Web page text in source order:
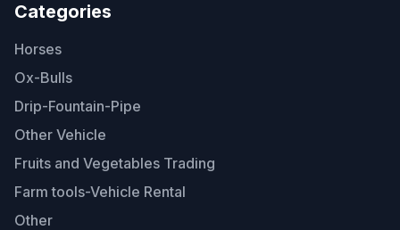
Categories
Horses
Ox-Bulls
Drip-Fountain-Pipe
Other Vehicle
Fruits and Vegetables Trading
Farm tools-Vehicle Rental
Other